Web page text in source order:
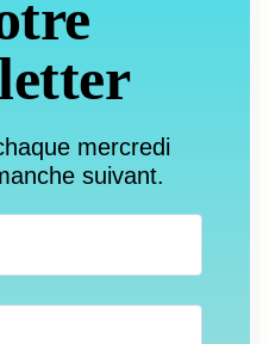
mercredi
suivant.